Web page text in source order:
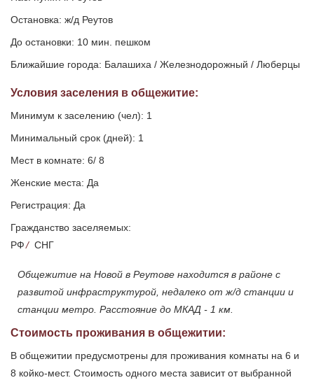
Остановка: ж/д Реутов
До остановки: 10 мин. пешком
Ближайшие города: Балашиха / Железнодорожный / Люберцы
Условия заселения в общежитие:
Минимум к заселению (чел): 1
Минимальный срок (дней): 1
Мест в комнате: 6/ 8
Женские места: Да
Регистрация: Да
Гражданство заселяемых:
РФ/ СНГ
Общежитие на Новой в Реутове находится в районе с
развитой инфраструктурой, недалеко от ж/д станции и
станции метро. Расстояние до МКАД - 1 км.
Стоимость проживания в общежитии:
В общежитии предусмотрены для проживания комнаты на 6 и
8 койко-мест. Стоимость одного места зависит от выбранной